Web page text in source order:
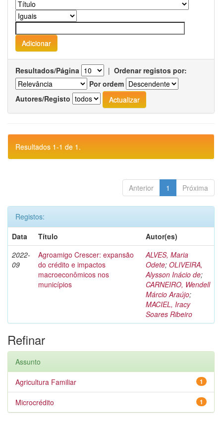
Resultados/Página | Ordenar registos por:
Por ordem
Autores/Registo
Resultados 1-1 de 1.
Anterior 1 Próxima
Registos:
Data
Título
Autor(es)
2022-
09
Agroamigo Crescer: expansão
do crédito e impactos
macroeconômicos nos
municípios
ALVES, Maria
Odete; OLIVEIRA,
Alysson Inácio de;
CARNEIRO, Wendell
Márcio Araújo;
MACIEL, Iracy
Soares Ribeiro
Refinar
Assunto
1
Agricultura Familiar
1
Microcrédito